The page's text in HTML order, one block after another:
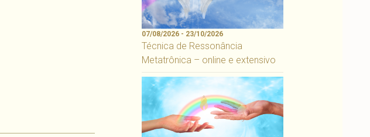
07/08/2026 - 23/10/2026
Técnica de Ressonância
Metatrônica – online e extensivo